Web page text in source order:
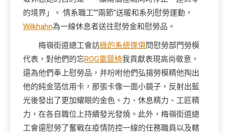
的境界」。·情系職工”“兩節”送暖和系列慰勞運動，
Wilkhahn為一線休息者送往慰勞金和慰勞品。
梅嶺街道總工會訪綠的系統傢俱問慰勞部門勞模
代表，對他們的忘ROG電競椅我貢獻表現高尚敬意，
還為他們奉上慰勞品，并吩咐他們弘揚勞模精他掏出
他的純金箔信用卡，那張卡像一面小鏡子，反射出藍
光後發出了更加耀眼的金色。力、休息精力、工匠精
力，在各自職位上持續發光發燒。此外，梅嶺街道總
工會還慰勞了奮戰在疫情防控一線的任務職員以及轄